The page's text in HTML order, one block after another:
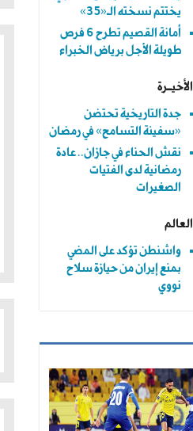
يختتم نسخته الـ«35»
أمانة القصيم تطرح 6 فرص
طويلة الأجل برياض الخبراء
الأخيــرة
جدة التاريخية تحتضن
«سفينة التسامح» في رمضان
نقش الحناء في جازان.. عادة
رمضانية لدى الفتيات
الصغيرات
العالم
واشنطن تؤكد على المضي
بمنع إيران من حيازة سلاح
نووي